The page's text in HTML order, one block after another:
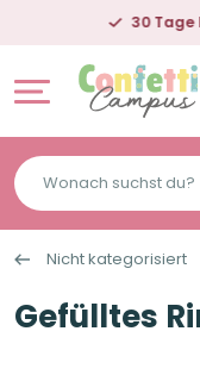
Wonach
suchst
du?
Nicht kategorisiert
Gefülltes